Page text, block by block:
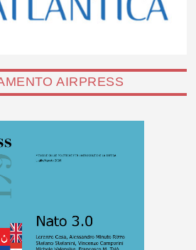
AIRPRESS